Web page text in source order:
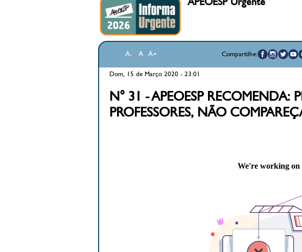
A- A A+ Compartilhe:
Dom, 15 de Março 2020 - 23:01
N° 31 - APEOESP RECOMENDA:
PROFESSORES, NÃO